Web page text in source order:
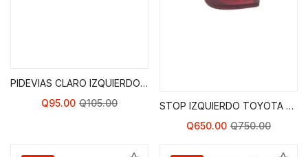
PIDEVIAS CLARO IZQUIERDO TOYOTA COROLLA 93-97
Q95.00 Q105.00
STOP IZQUIERDO TOYOTA RAV 4 04-05
Q650.00 Q750.00